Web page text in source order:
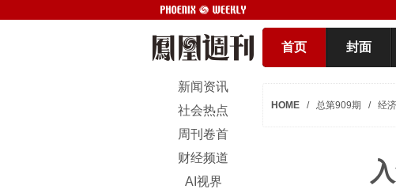
首页 封面
新闻资讯
社会热点
周刊卷首
财经频道
AI视界
HOME / 总第909期 / 经济